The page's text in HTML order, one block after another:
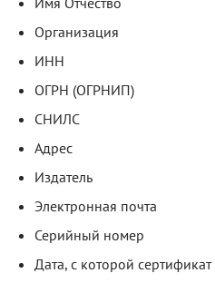
Организация
ИНН
ОГРН (ОГРНИП)
СНИЛС
Адрес
Издатель
Электронная почта
Серийный номер
Дата, с которой сертификат